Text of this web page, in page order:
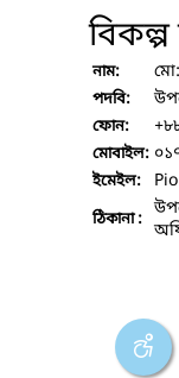
বিকল্প
নাম:
পদবি:
ফোন:
মোবাইল:
ইমেইল:
ঠিকানা :